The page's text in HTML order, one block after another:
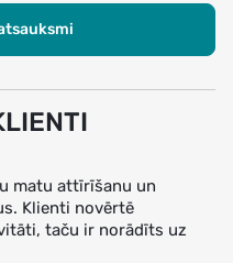
matu attīrīšanu un
Klienti novērtē
taču ir norādīts uz